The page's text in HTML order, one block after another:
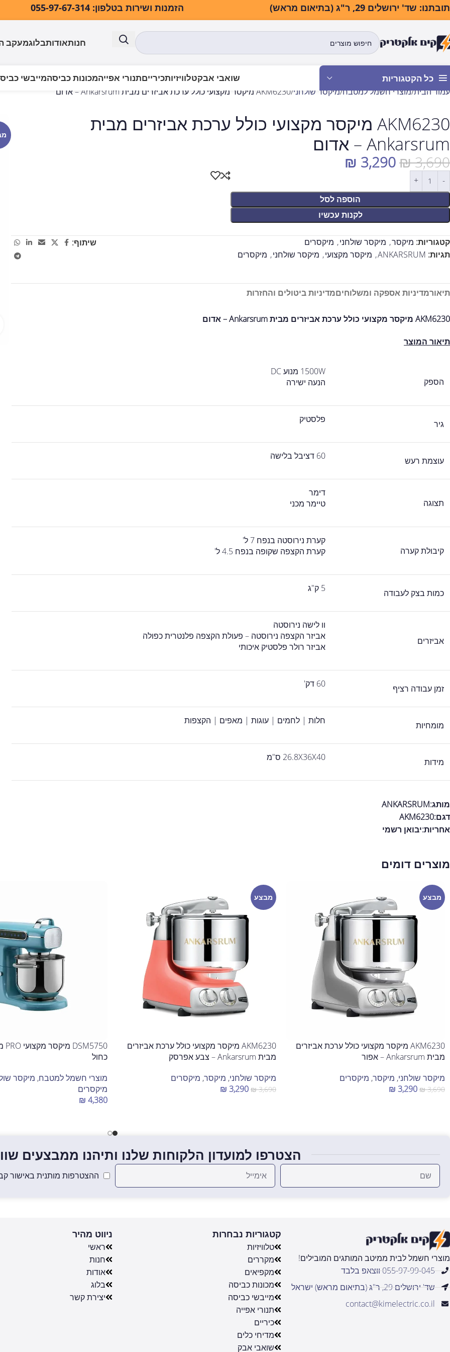
שד' ירושלים 29, ר"ג (בתיאום מראש) הזמנות ושירות בטלפון: 055-97-67-314
חנותאודותבלוגמעקב
כל הקטגוריות שואבי אבקטלוויזיותכירייםתנורי אפייהמכונות כביסהמייבשי
עמוד הבית מוצרי חשמל למטבח מיקסר שולחני AKM6230 מיקסר מקצועי כולל ערכת אביזרים מבית Ankarsrum – אדום
AKM6230 מיקסר מקצועי כולל ערכת אביזרים מבית
Ankarsrum – אדום
₪3,690
₪ 3,290
הוספה לסל
לקנות עכשיו
קטגוריות: מיקסר, מיקסר שולחני, מיקסרים
תגיות: ANKARSRUM
, מיקסר מקצועי, מיקסר שולחני, מיקסרים
שיתוף:
תיאורמדיניות אספקה ומשלוחיםמדיניות ביטולים והחזרות
AKM6230 מיקסר מקצועי כולל ערכת אביזרים מבית Ankarsrum – אדום
תיאור המוצר
הספק
1500W מנוע DC
הנעה ישירה
גיר פלסטיק
עוצמת רעש 60 דציבל בלישה
תצוגה
דימר
טיימר מכני
קיבולת קערה
קערת נירוסטה בנפח 7 ל'
קערת הקצפה שקופה בנפח 4.5 ל'
כמות בצק לעבודה 5 ק"ג
אביזרים
וו לישה נירוסטה
אביזר הקצפה נירוסטה – פעולת הקצפה פלנטרית כפולה
אביזר רולר פלסטיק איכותי
זמן עבודה רציף 60 דק'
מומחיות חלות | לחמים | עוגות | מאפים | הקצפות
מידות 26.8X36X40 ס"מ
מותג:ANKARSRUM
דגם:AKM6230
אחריות:יבואן רשמי
מוצרים דומים
מבצע
AKM6230 מיקסר מקצועי כולל ערכת אביזרים
מבית Ankarsrum – אפור
מיקסר שולחני, מיקסר, מיקסרים
₪3,690
₪ 3,290
מבצע
AKM6230 מיקסר מקצועי כולל ערכת אביזרים
מבית Ankarsrum – צבע אפרסק
מיקסר שולחני, מיקסר, מיקסרים
₪3,690
₪ 3,290
כחול
מוצרי חשמל למטבח, מיקסר
מיקסרים
₪ 4,380
הצטרפו למועדון הלקוחות שלנו ותיהנו ממבצעים
ההצטרפות מותנית באישור
מוצרי חשמל לבית ממיטב המותגים המובילים!
055-97-99-045 ווצאפ בלבד
שד' ירושלים 29, ר"ג (בתיאום מראש) ישראל
contact@kimelectric.co.il
קטגוריות נבחרות
טלוויזיות
מקררים
מקפיאים
מכונות כביסה
מייבשי כביסה
תנורי אפייה
כיריים
מדיחי כלים
שואבי אבק
ניווט מהיר
ראשי
חנות
אודות
בלוג
יצירת קשר